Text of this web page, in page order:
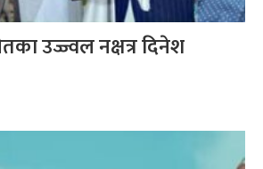
उज्ज्वल नक्षत्र दिनेश